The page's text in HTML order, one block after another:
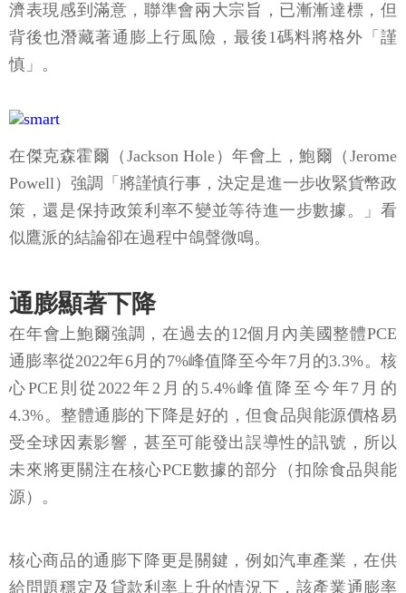
濟表現感到滿意，聯準會兩大宗旨，已漸漸達標，但
背後也潛藏著通膨上行風險，最後1碼料將格外「謹
慎」。
在傑克森霍爾（Jackson Hole）年會上，鮑爾（Jerome
Powell）強調「將謹慎行事，決定是進一步收緊貨幣政
策，還是保持政策利率不變並等待進一步數據。」看
似鷹派的結論卻在過程中鴿聲微鳴。
通膨顯著下降
在年會上鮑爾強調，在過去的12個月內美國整體PCE
通膨率從2022年6月的7%峰值降至今年7月的3.3%。核
心PCE則從2022年2月的5.4%峰值降至今年7月的
4.3%。整體通膨的下降是好的，但食品與能源價格易
受全球因素影響，甚至可能發出誤導性的訊號，所以
未來將更關注在核心PCE數據的部分（扣除食品與能
源）。
核心商品的通膨下降更是關鍵，例如汽車產業，在供
給問題穩定及貸款利率上升的情況下，該產業通膨率